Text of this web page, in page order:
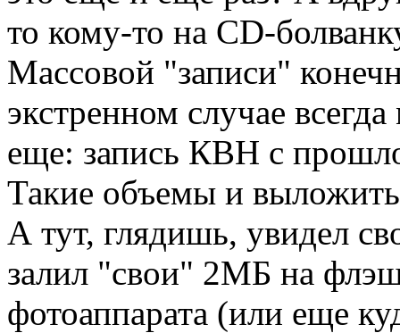
то кому-то на CD-
Массовой "записи"
экстренном случае
еще: запись КВН с
Такие объемы и
А тут, глядишь, увидел
залил "свои" 2МБ на
фотоаппарата (или еще